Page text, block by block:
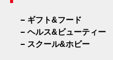
ギフト&フード
ヘルス&ビューティー
スクール&ホビー